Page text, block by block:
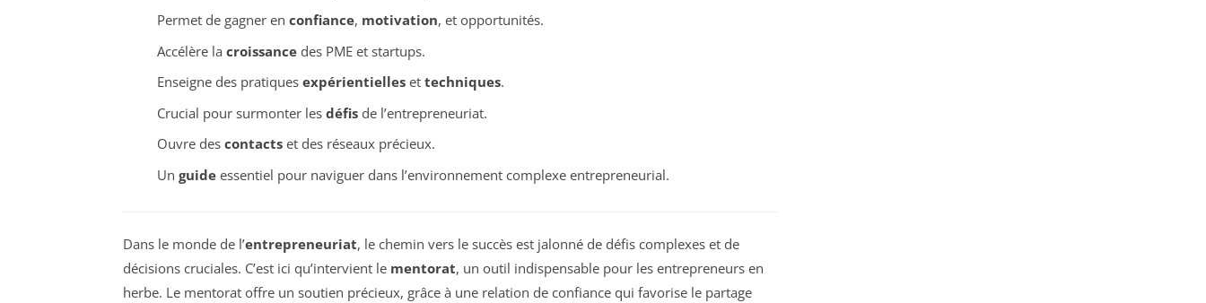
Permet de gagner en confiance, motivation, et opportunités.
Accélère la croissancedes PME et startups.
Enseigne des pratiques expérientielleset techniques.
Crucial pour surmonter les défisde l’entrepreneuriat.
Ouvre des contactset des réseaux précieux.
Un guideessentiel pour naviguer dans l’environnement complexe entrepreneurial.
Dans le monde de l’entrepreneuriat, le chemin vers le succès est jalonné de défis complexes et de
décisions cruciales. C’est ici qu’intervient le mentorat, un outil indispensable pour les entrepreneurs en
herbe. Le mentorat offre un soutien précieux, grâce à une relation de confiance qui favorise le partage